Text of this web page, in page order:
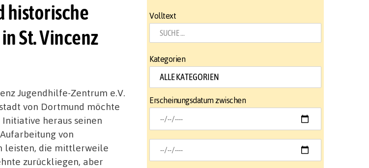
historische
St. Vincenz
Jugendhilfe-Zentrum e.V.
von Dortmund möchte
Initiative heraus seinen
von
leisten, die mittlerweile
zurückliegen, aber
Volltext
Kategorien
Erscheinungsdatum zwischen